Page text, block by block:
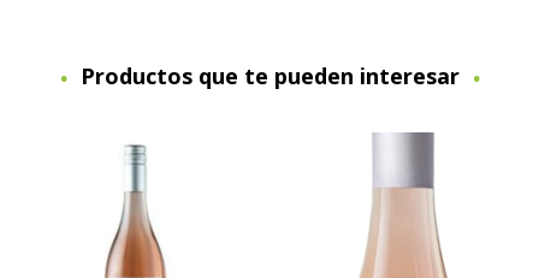
Productos que te pueden interesar